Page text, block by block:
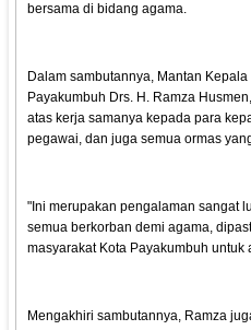
bersama di bidang agama.
Dalam sambutannya, Mantan
Payakumbuh Drs. H. Ramza
atas kerja samanya kepada para
pegawai, dan juga semua ormas
"Ini merupakan pengalaman sangat
semua berkorban demi agama,
masyarakat Kota Payakumbuh untuk
Mengakhiri sambutannya, Ramza